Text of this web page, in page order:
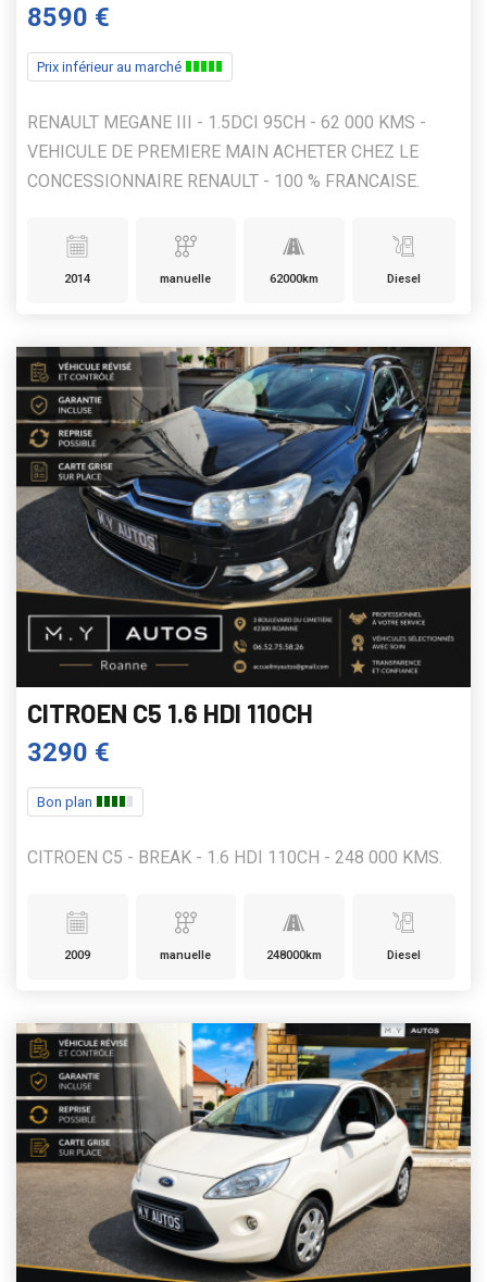
8590 €
Prix inférieur au marché
RENAULT MEGANE III - 1.5DCI 95CH - 62 000 KMS -
VEHICULE DE PREMIERE MAIN ACHETER CHEZ LE
CONCESSIONNAIRE RENAULT - 100 % FRANCAISE.
2014 manuelle 62000km Diesel
CITROEN C5 1.6 HDI 110CH
3290 €
Bon plan
CITROEN C5 - BREAK - 1.6 HDI 110CH - 248 000 KMS.
2009 manuelle 248000km Diesel